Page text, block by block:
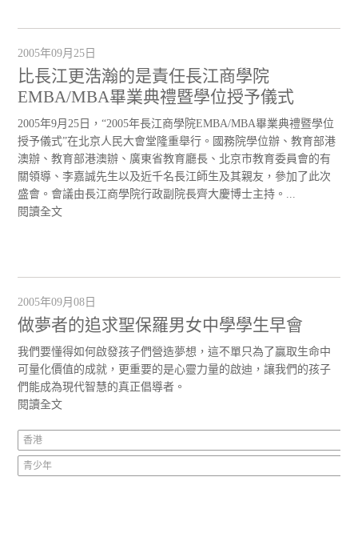
2005年09月25日
比長江更浩瀚的是責任長江商學院
EMBA/MBA畢業典禮暨學位授予儀式
2005年9月25日，“2005年長江商學院EMBA/MBA畢業典禮暨學位
授予儀式”在北京人民大會堂隆重舉行。國務院學位辦、教育部港
澳辦、教育部港澳辦、廣東省教育廳長、北京市教育委員會的有
關領導、李嘉誠先生以及近千名長江師生及其親友，參加了此次
盛會。會議由長江商學院行政副院長齊大慶博士主持。...
閱讀全文
2005年09月08日
做夢者的追求聖保羅男女中學學生早會
我們要懂得如何啟發孩子們營造夢想，這不單只為了贏取生命中
可量化價值的成就，更重要的是心靈力量的啟迪，讓我們的孩子
們能成為現代智慧的真正倡導者。
閱讀全文
香港
青少年